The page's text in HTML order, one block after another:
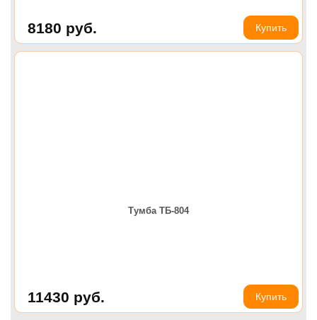
8180 руб. Купить
Тумба ТБ-804
11430 руб. Купить